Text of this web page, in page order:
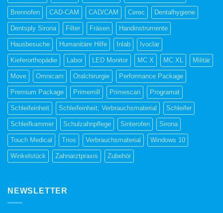
Brennofen CAD-CAM CAD/CAM Cerec Dentalhygiene
Dentsply Sirona Filter Fräsen Handinstrumente
Hausbesuche Humanitäre Hilfe Inlab Ivoclar
Kieferorthopädie Labor LED Monitor MC X MC XL Militär
Move Omnicam Oralchirurgie Performance Package
Premium Package Primemill Primescan Programat
Schleifeinheit Schleifeinheit; Verbrauchsmaterial Schleifer
Schleifkammer Schulzahnpflege Sinterofen Sirona
Touch Medical Trios Verbrauchsmaterial Windows 10
Winkelstück Zahnarztpraxis Zubehör
NEWSLETTER